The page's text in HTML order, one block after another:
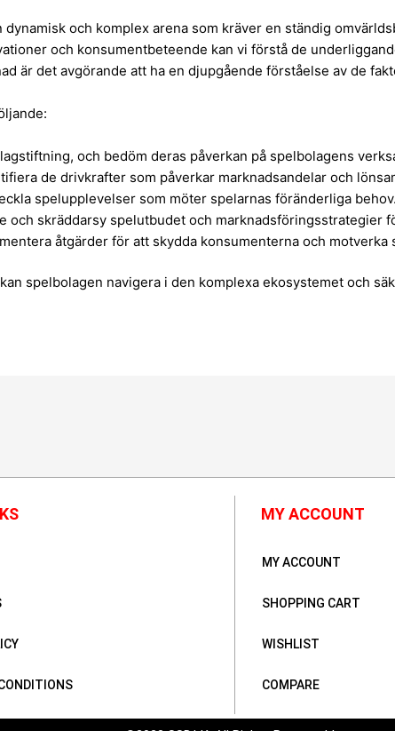
och komplex arena som kräver en ständig
och konsumentbeteende kan vi förstå de
är det avgörande att ha en djupgående förståelse av de
och bedöm deras påverkan på spelbolagens
de drivkrafter som påverkar marknadsandelar och
spelupplevelser som möter spelarnas föränderliga behov.
och skräddarsy spelutbudet och marknadsföringsstrategier
åtgärder för att skydda konsumenterna och motverka
spelbolagen navigera i den komplexa ekosystemet och
MY ACCOUNT
MY ACCOUNT
SHOPPING CART
WISHLIST
COMPARE